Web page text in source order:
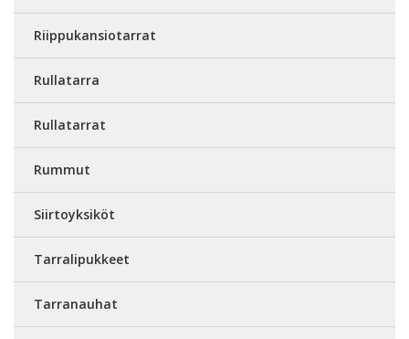
Riippukansiotarrat
Rullatarra
Rullatarrat
Rummut
Siirtoyksiköt
Tarralipukkeet
Tarranauhat